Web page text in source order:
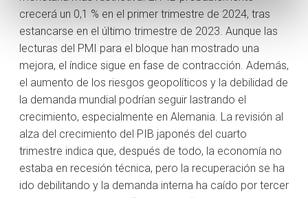
crecerá un 0,1 % en el primer trimestre de 2024, tras
estancarse en el último trimestre de 2023. Aunque las
lecturas del PMI para el bloque han mostrado una
mejora, el índice sigue en fase de contracción. Además,
el aumento de los riesgos geopolíticos y la debilidad de
la demanda mundial podrían seguir lastrando el
crecimiento, especialmente en Alemania. La revisión al
alza del crecimiento del PIB japonés del cuarto
trimestre indica que, después de todo, la economía no
estaba en recesión técnica, pero la recuperación se ha
ido debilitando y la demanda interna ha caído por tercer